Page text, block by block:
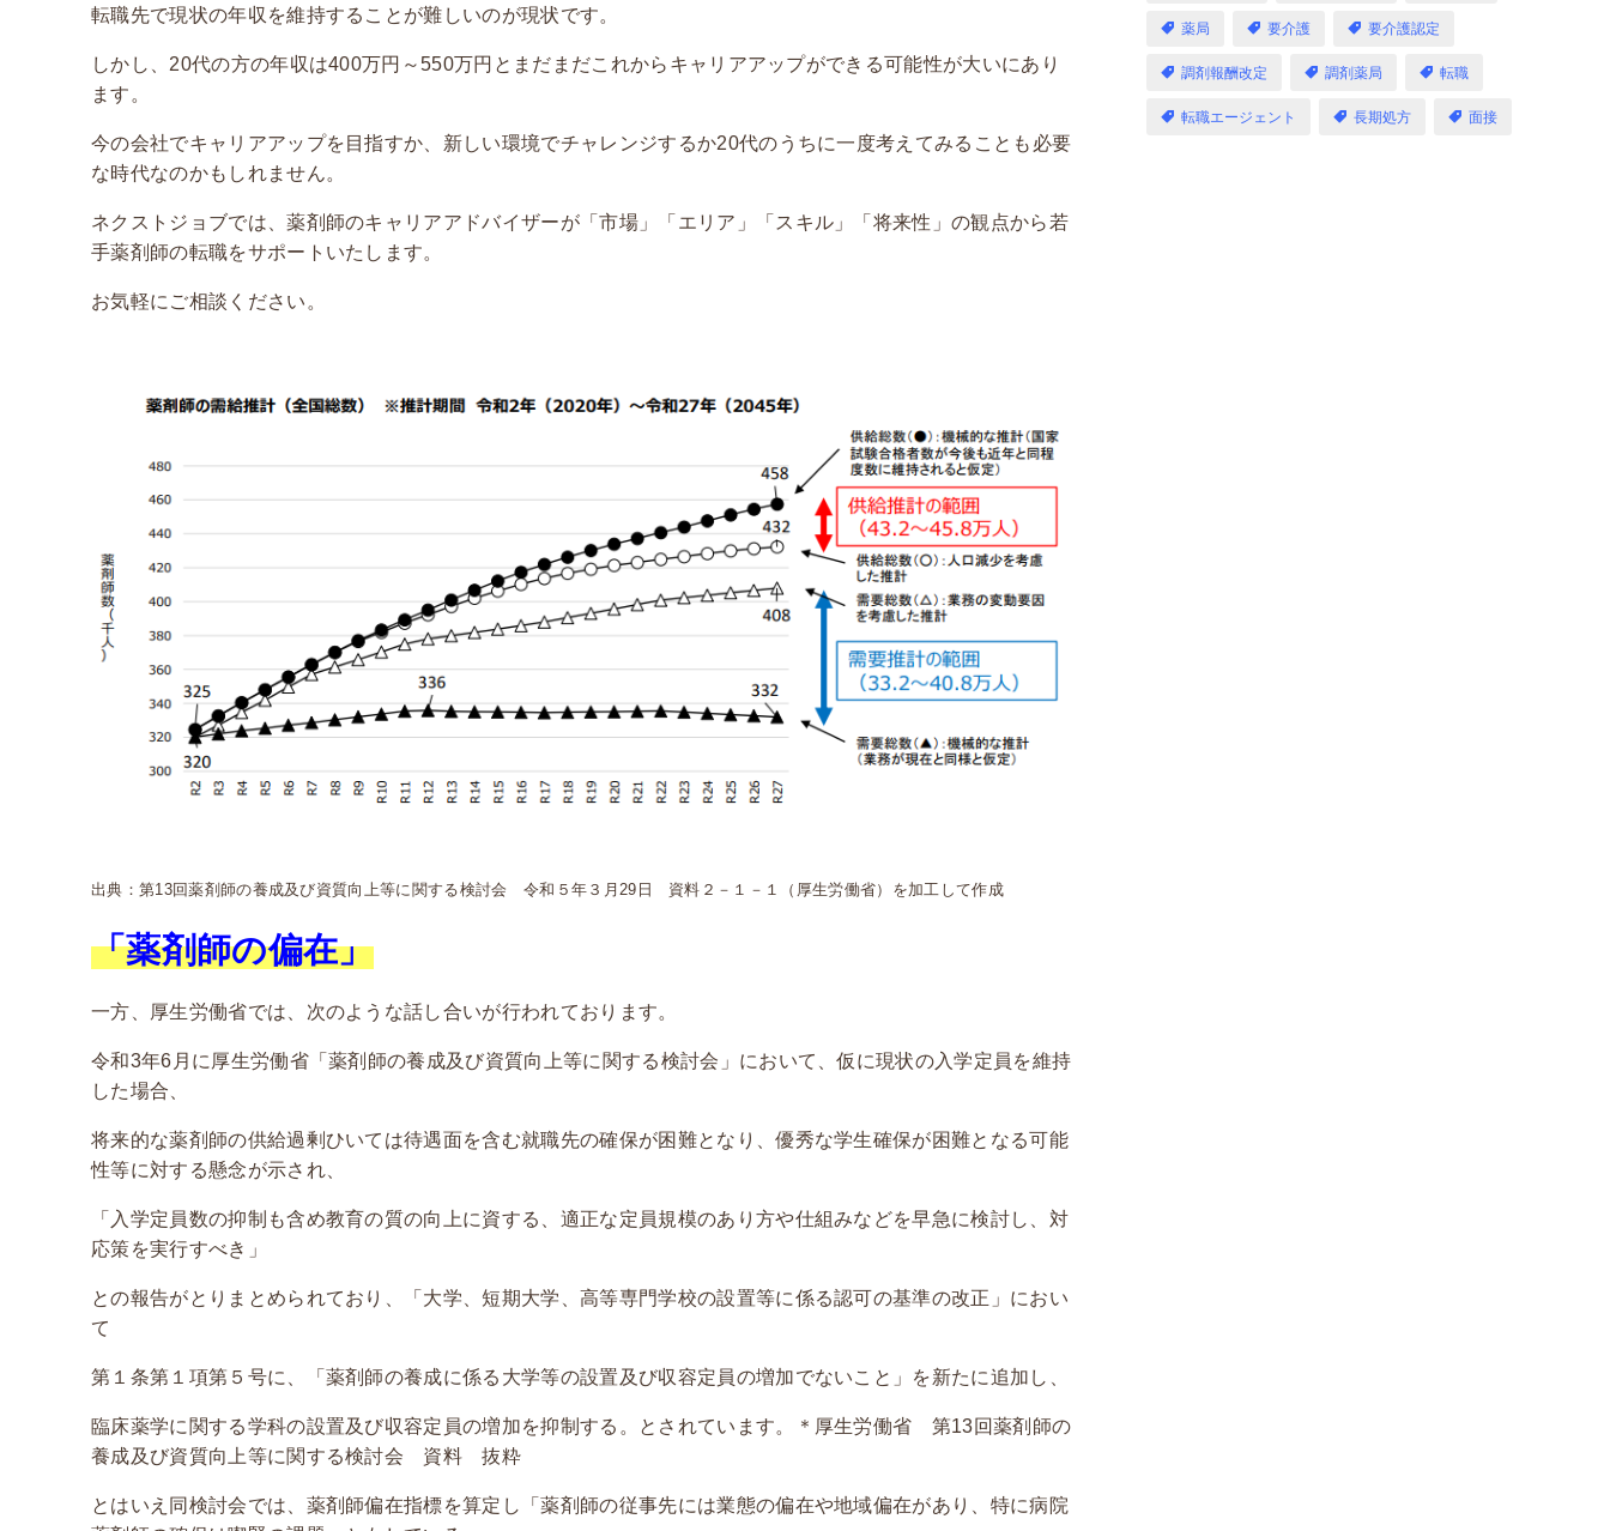
転職先で現状の年収を維持することが難しいのが現状です。
しかし、20代の方の年収は400万円～550万円とまだまだこれからキャリアアップができる可能性が大いにあり
ます。
今の会社でキャリアアップを目指すか、新しい環境でチャレンジするか20代のうちに一度考えてみることも必要
な時代なのかもしれません。
ネクストジョブでは、薬剤師のキャリアアドバイザーが「市場」「エリア」「スキル」「将来性」の観点から若
手薬剤師の転職をサポートいたします。
お気軽にご相談ください。
出典：第13回薬剤師の養成及び資質向上等に関する検討会 令和５年３月29日 資料２－１－１（厚生労働省）を加工して作成
「薬剤師の偏在」
一方、厚生労働省では、次のような話し合いが行われております。
令和3年6月に厚生労働省「薬剤師の養成及び資質向上等に関する検討会」において、仮に現状の入学定員を維持
した場合、
将来的な薬剤師の供給過剰ひいては待遇面を含む就職先の確保が困難となり、優秀な学生確保が困難となる可能
性等に対する懸念が示され、
「入学定員数の抑制も含め教育の質の向上に資する、適正な定員規模のあり方や仕組みなどを早急に検討し、対
応策を実行すべき」
との報告がとりまとめられており、「大学、短期大学、高等専門学校の設置等に係る認可の基準の改正」におい
て
第１条第１項第５号に、「薬剤師の養成に係る大学等の設置及び収容定員の増加でないこと」を新たに追加し、
臨床薬学に関する学科の設置及び収容定員の増加を抑制する。とされています。＊厚生労働省 第13回薬剤師の
養成及び資質向上等に関する検討会 資料 抜粋
とはいえ同検討会では、薬剤師偏在指標を算定し「薬剤師の従事先には業態の偏在や地域偏在があり、特に病院
薬局 要介護 要介護認定
調剤報酬改定 調剤薬局 転職
転職エージェント 長期処方 面接